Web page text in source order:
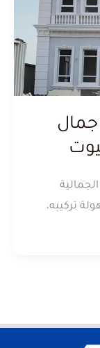
تركيبه،